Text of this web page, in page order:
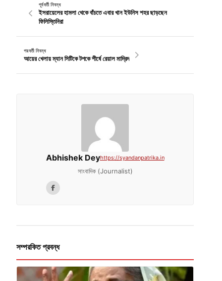
পূর্ববর্তী নিবন্ধ
ইসরায়েলের হামলা থেকে বাঁচতে এবার খান ইউনিস শহর ছাড়ছেন
ফিলিস্তিনিরা
পরবর্তী নিবন্ধ
আয়ের খেলায় ম্যান সিটিকে টপকে শীর্ষে রেয়াল মাদ্রিদ
Abhishek Deyhttps://syandanpatrika.in
সাংবাদিক (Journalist)
সম্পরকিত প্রবন্ধ